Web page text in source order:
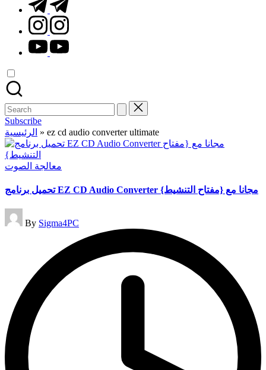
instagram.com
youtube.com
Search
for:
Subscribe
الرئيسية » ez cd audio converter ultimate
Posted
معالجة الصوت
تحميل برنامج EZ CD Audio Converter مجانا مع {مفتاح التنشيط}
Posted
by
By Sigma4PC